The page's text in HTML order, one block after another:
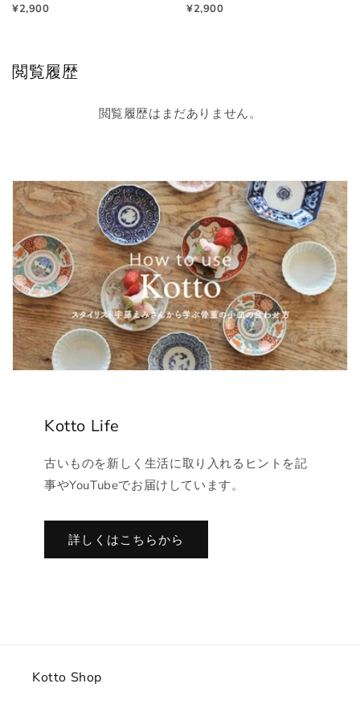
¥2,900
¥2,900
閲覧履歴
閲覧履歴はまだありません。
Kotto Life
古いものを新しく生活に取り入れるヒントを記
事やYouTubeでお届けしています。
詳しくはこちらから
Kotto Shop